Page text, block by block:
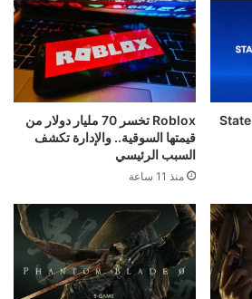
شائعة: سوني قد تقيم حدث State
Roblox تخسر 70 مليار دولار من
قيمتها السوقية.. والإدارة تكشف
السبب الرئيسي
منذ 11 ساعة